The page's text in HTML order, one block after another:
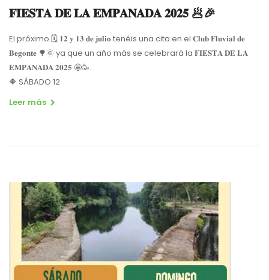
𝐅𝐈𝐄𝐒𝐓𝐀 𝐃𝐄 𝐋𝐀 𝐄𝐌𝐏𝐀𝐍𝐀𝐃𝐀 𝟐𝟎𝟐𝟓 🥟🎉
El próximo 🗓 𝟏𝟐 𝐲 𝟏𝟑 𝐝𝐞 𝐣𝐮𝐥𝐢𝐨 tenéis una cita en el 𝐂𝐥𝐮𝐛 𝐅𝐥𝐮𝐯𝐢𝐚𝐥 𝐝𝐞
𝐁𝐞𝐠𝐨𝐧𝐭𝐞 🌳🌞 ya que un año más se celebrará la 𝐅𝐈𝐄𝐒𝐓𝐀 𝐃𝐄 𝐋𝐀
𝐄𝐌𝐏𝐀𝐍𝐀𝐃𝐀 𝟐𝟎𝟐𝟓 🤩🥳.
🔶 SÁBADO 12
Leer más